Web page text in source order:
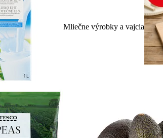
Mliečne výrobky a vajcia